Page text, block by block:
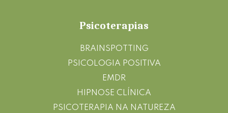
Psicoterapias
BRAINSPOTTING
PSICOLOGIA POSITIVA
EMDR
HIPNOSE CLÍNICA
PSICOTERAPIA NA NATUREZA